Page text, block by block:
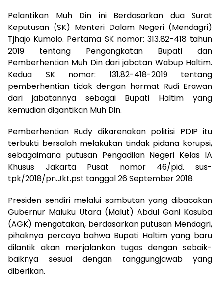
Pelantikan Muh Din ini Berdasarkan dua Surat
Keputusan (SK) Menteri Dalam Negeri (Mendagri)
Tjhajo Kumolo. Pertama SK nomor: 313.82-418 tahun
2019 tentang Pengangkatan Bupati dan
Pemberhentian Muh Din dari jabatan Wabup Haltim.
Kedua SK nomor: 131.82-418-2019 tentang
pemberhentian tidak dengan hormat Rudi Erawan
dari jabatannya sebagai Bupati Haltim yang
kemudian digantikan Muh Din.
Pemberhentian Rudy dikarenakan politisi PDIP itu
terbukti bersalah melakukan tindak pidana korupsi,
sebagaimana putusan Pengadilan Negeri Kelas IA
Khusus Jakarta Pusat nomor 46/pid. sus-
tpk/2018/pn.Jkt.pst tanggal 26 September 2018.
Presiden sendiri melalui sambutan yang dibacakan
Gubernur Maluku Utara (Malut) Abdul Gani Kasuba
(AGK) mengatakan, berdasarkan putusan Mendagri,
pihaknya percaya bahwa Bupati Haltim yang baru
dilantik akan menjalankan tugas dengan sebaik-
baiknya sesuai dengan tanggungjawab yang
diberikan.